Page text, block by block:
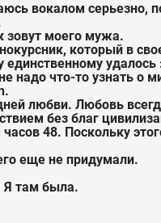
вокалом серьезно,
зовут моего мужа.
который в
удалось
надо что-то узнать о
любви. Любовь
без благ
48. Поскольку
еще не придумали.
Я там была.